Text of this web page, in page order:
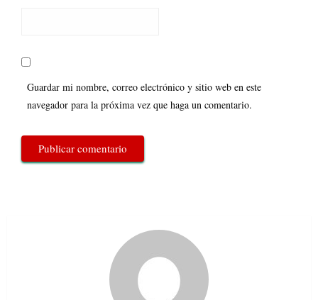
Guardar mi nombre, correo electrónico y sitio web en este
navegador para la próxima vez que haga un comentario.